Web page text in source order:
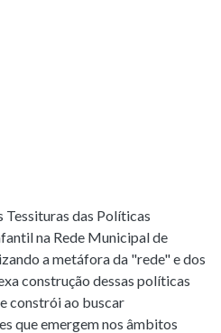
Tessituras das Políticas
na Rede Municipal de
a metáfora da "rede" e dos
construção dessas políticas
constrói ao buscar
que emergem nos âmbitos